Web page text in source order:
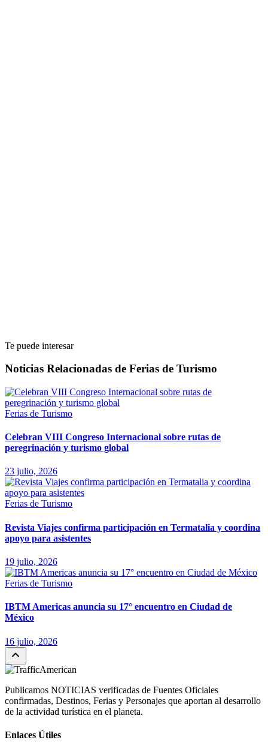
Te puede interesar
Noticias Relacionadas de Ferias de Turismo
Ferias de Turismo
Celebran VIII Congreso Internacional sobre rutas de
peregrinación y turismo global
23 julio, 2026
Ferias de Turismo
Revista Viajes confirma participación en Termatalia y coordina
apoyo para asistentes
19 julio, 2026
Ferias de Turismo
IBTM Americas anuncia su 17° encuentro en Ciudad de
México
16 julio, 2026
Publicamos NOTICIAS verificadas de Fuentes Oficiales
confirmadas, Destinos, Ferias y Personajes que aportan al desarrollo
de la actividad turística en el planeta.
Enlaces Útiles